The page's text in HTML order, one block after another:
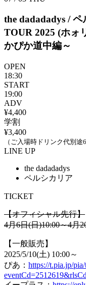
the dadadadys /
TOUR 2025 (ホォ
かぴか道中編～
OPEN
18:30
START
19:00
ADV
¥4,400
学割
¥3,400
（ご入場時ドリンク代別途
LINE UP
the dadadadys
ペルシカリア
TICKET
【オフィシャル先行】
4月6日(日)10:00～4月
【一般販売】
2025/5/10(土) 10:00～
ぴあ： https://t.pia.jp/